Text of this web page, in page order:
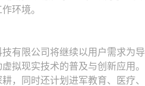
环境。
技有限公司将继续以用户需求为导
拟现实技术的普及与创新应用。
，同时还计划进军教育、医疗、